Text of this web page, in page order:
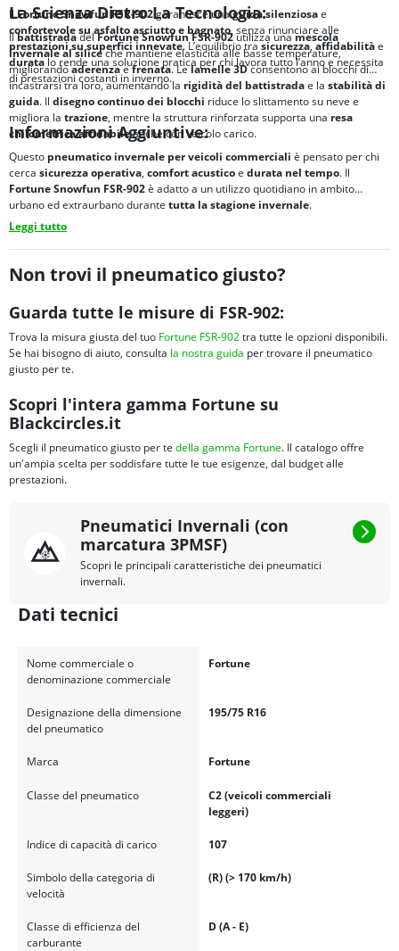
IlFortune Snowfun FSR-902garantisce unaguida silenziosae
confortevolesu asfalto asciutto e bagnato, senza rinunciare alle
prestazioni su superfici innevate. L’equilibrio trasicurezza,affidabilitàe
duratalo rende una soluzione pratica per chi lavora tutto l’anno e necessita
di prestazioni costanti in inverno.
La Scienza Dietro La Tecnologia:
IlbattistradadelFortune Snowfun FSR-902utilizza unamescola
invernale al siliceche mantiene elasticità alle basse temperature,
migliorandoaderenzaefrenata. Lelamelle 3Dconsentono ai blocchi di
incastrarsi tra loro, aumentando la rigidità del battistradae la stabilità di
guida. Il disegno continuo dei blocchi riduce lo slittamento su neve e
migliora la trazione, mentre la struttura rinforzata supporta una resa
chilometrica affidabileanche con veicolo carico.
Informazioni Aggiuntive:
Questo pneumatico invernale per veicoli commerciali è pensato per chi
cerca sicurezza operativa, comfort acusticoe durata nel tempo. Il
Fortune Snowfun FSR-902è adatto a un utilizzo quotidiano in ambito
urbano ed extraurbano durante tutta la stagione invernale.
Leggi tutto
Non trovi il pneumatico giusto?
Guarda tutte le misure di FSR-902:
Trova la misura giusta del tuo Fortune FSR-902tra tutte le opzioni disponibili.
Se hai bisogno di aiuto, consulta la nostra guida per trovare il pneumatico
giusto per te.
Scopri l'intera gamma Fortune su
Blackcircles.it
Scegli il pneumatico giusto per te della gamma Fortune. Il catalogo offre
un'ampia scelta per soddisfare tutte le tue esigenze, dal budget alle
prestazioni.
Pneumatici Invernali (con
marcatura 3PMSF)
Scopri le principali caratteristiche dei pneumatici
invernali.
Dati tecnici
Nome commerciale o
denominazione commerciale
Fortune
Designazione della dimensione
del pneumatico
195/75 R16
Marca Fortune
Classe del pneumatico
C2 (veicoli commerciali
leggeri)
Indice di capacità di carico 107
Simbolo della categoria di
velocità
(R) (> 170 km/h)
Classe di efficienza del
carburante
D (A - E)